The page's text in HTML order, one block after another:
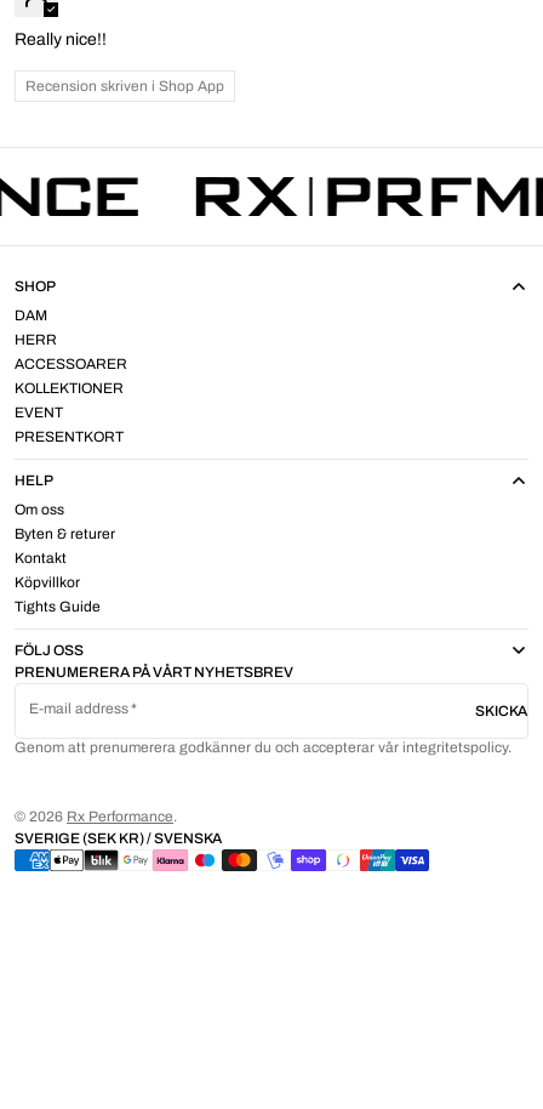
Really nice!!
Recension skriven i Shop App
PRENUMERERA PÅ VÅRT NYHETSBREV
E-mail address SKICKA
Genom att prenumerera godkänner du och accepterar vår integritetspolicy.
SHOP
DAM
HERR
ACCESSOARER
KOLLEKTIONER
EVENT
PRESENTKORT
HELP
Om oss
Byten & returer
Kontakt
Köpvillkor
Tights Guide
FÖLJ OSS
© 2026 Rx Performance.
SVERIGE (SEK KR) / SVENSKA